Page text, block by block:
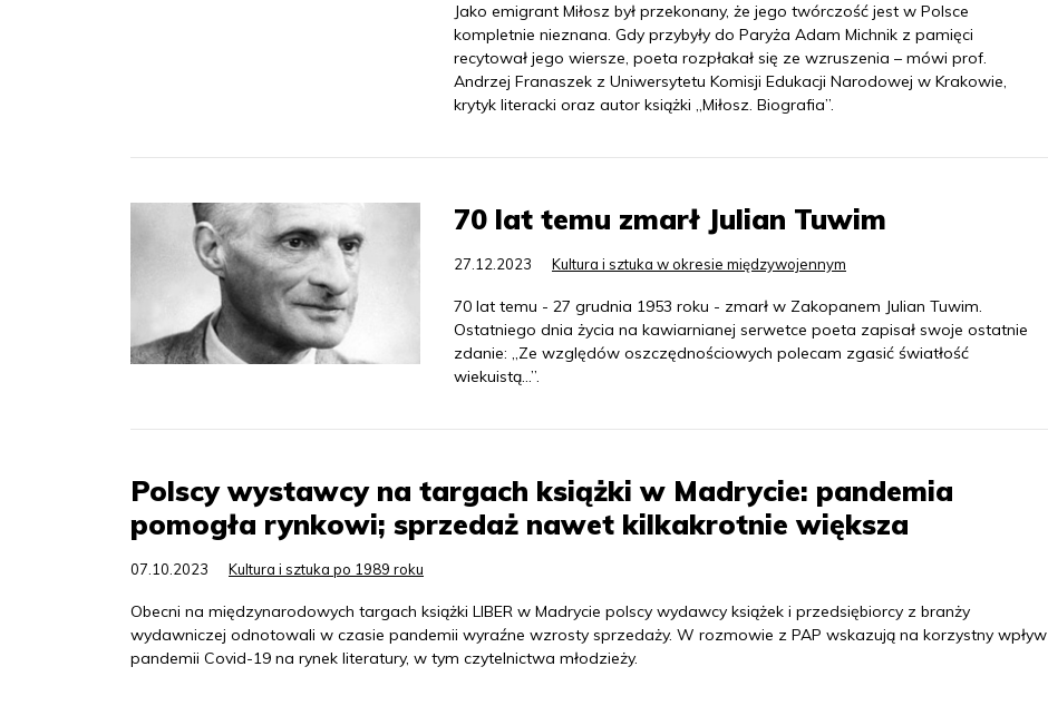
Jako emigrant Miłosz był przekonany, że jego twórczość jest w Polsce
kompletnie nieznana. Gdy przybyły do Paryża Adam Michnik z pamięci
recytował jego wiersze, poeta rozpłakał się ze wzruszenia – mówi prof.
Andrzej Franaszek z Uniwersytetu Komisji Edukacji Narodowej w Krakowie,
krytyk literacki oraz autor książki „Miłosz. Biografia”.
70 lat temu zmarł Julian Tuwim
27.12.2023 Kultura i sztuka w okresie międzywojennym
70 lat temu - 27 grudnia 1953 roku - zmarł w Zakopanem Julian Tuwim.
Ostatniego dnia życia na kawiarnianej serwetce poeta zapisał swoje ostatnie
zdanie: „Ze względów oszczędnościowych polecam zgasić światłość
wiekuistą...”.
Polscy wystawcy na targach książki w Madrycie: pandemia
pomogła rynkowi; sprzedaż nawet kilkakrotnie większa
07.10.2023 Kultura i sztuka po 1989 roku
Obecni na międzynarodowych targach książki LIBER w Madrycie polscy wydawcy książek i przedsiębiorcy z branży
wydawniczej odnotowali w czasie pandemii wyraźne wzrosty sprzedaży. W rozmowie z PAP wskazują na korzystny wpływ
pandemii Covid-19 na rynek literatury, w tym czytelnictwa młodzieży.